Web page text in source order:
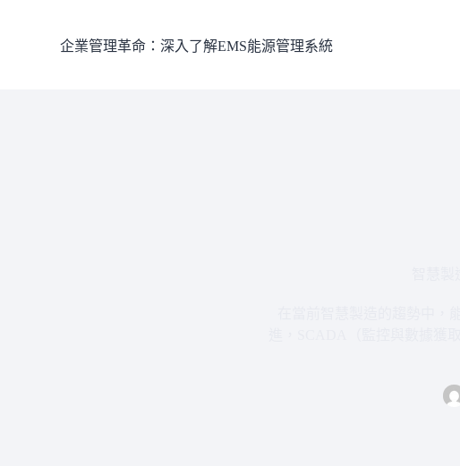
企業管理革命：深入了解EMS能源管理系統